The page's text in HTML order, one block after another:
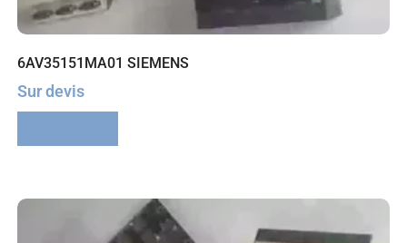
6AV35151MA01 SIEMENS
Sur devis